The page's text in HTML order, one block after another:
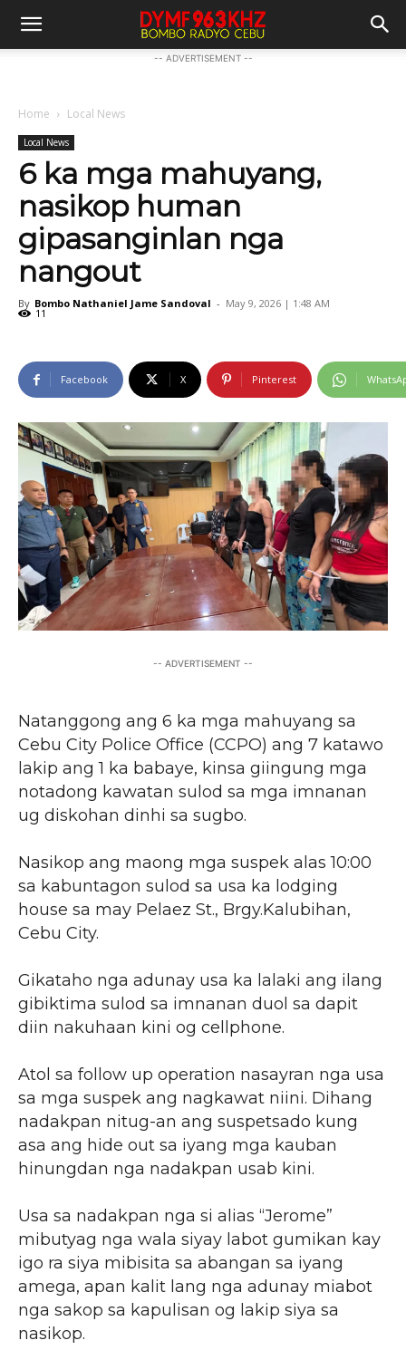
-- ADVERTISEMENT --
Home Local News
Local News
6 ka mga mahuyang,
nasikop human
gipasanginlan nga
nangout
By Bombo Nathaniel Jame Sandoval - May 9, 2026 | 1:48 AM
11
Facebook X Pinterest
-- ADVERTISEMENT --
Natanggong ang 6 ka mga mahuyang sa
Cebu City Police Office (CCPO) ang 7 katawo
lakip ang 1 ka babaye, kinsa giingung mga
notadong kawatan sulod sa mga imnanan
ug diskohan dinhi sa sugbo.
Nasikop ang maong mga suspek alas 10:00
sa kabuntagon sulod sa usa ka lodging
house sa may Pelaez St., Brgy.Kalubihan,
Cebu City.
Gikataho nga adunay usa ka lalaki ang ilang
gibiktima sulod sa imnanan duol sa dapit
diin nakuhaan kini og cellphone.
Atol sa follow up operation nasayran nga usa
sa mga suspek ang nagkawat niini. Dihang
nadakpan nitug-an ang suspetsado kung
asa ang hide out sa iyang mga kauban
hinungdan nga nadakpan usab kini.
Usa sa nadakpan nga si alias “Jerome”
mibutyag nga wala siyay labot gumikan kay
igo ra siya mibisita sa abangan sa iyang
amega, apan kalit lang nga adunay miabot
nga sakop sa kapulisan og lakip siya sa
nasikop.